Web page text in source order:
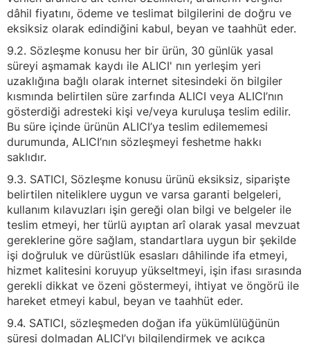
dâhil fiyatını, ödeme ve teslimat bilgilerini de doğru ve
eksiksiz olarak edindiğini kabul, beyan ve taahhüt eder.
9.2. Sözleşme konusu her bir ürün, 30 günlük yasal
süreyi aşmamak kaydı ile ALICI' nın yerleşim yeri
uzaklığına bağlı olarak internet sitesindeki ön bilgiler
kısmında belirtilen süre zarfında ALICI veya ALICI’nın
gösterdiği adresteki kişi ve/veya kuruluşa teslim edilir.
Bu süre içinde ürünün ALICI’ya teslim edilememesi
durumunda, ALICI’nın sözleşmeyi feshetme hakkı
saklıdır.
9.3. SATICI, Sözleşme konusu ürünü eksiksiz, siparişte
belirtilen niteliklere uygun ve varsa garanti belgeleri,
kullanım kılavuzları işin gereği olan bilgi ve belgeler ile
teslim etmeyi, her türlü ayıptan arî olarak yasal mevzuat
gereklerine göre sağlam, standartlara uygun bir şekilde
işi doğruluk ve dürüstlük esasları dâhilinde ifa etmeyi,
hizmet kalitesini koruyup yükseltmeyi, işin ifası sırasında
gerekli dikkat ve özeni göstermeyi, ihtiyat ve öngörü ile
hareket etmeyi kabul, beyan ve taahhüt eder.
9.4. SATICI, sözleşmeden doğan ifa yükümlülüğünün
süresi dolmadan ALICI’yı bilgilendirmek ve açıkça